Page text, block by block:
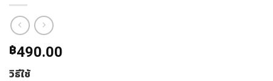
฿490.00
วิธีใช้